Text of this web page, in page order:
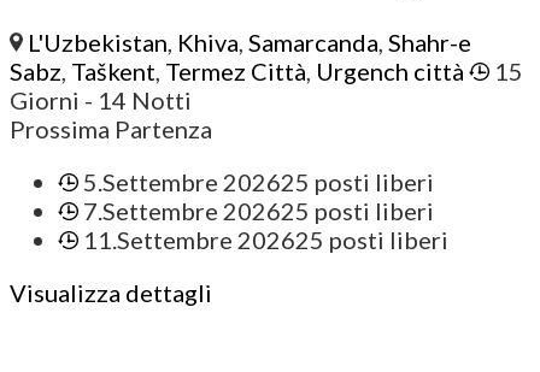
L'Uzbekistan, Khiva,Samarcanda,Shahr-e
Sabz, Taškent, Termez Città, Urgench città
15
Giorni - 14 Notti
Prossima Partenza
5.Settembre 202625 posti liberi
7.Settembre 202625 posti liberi
11.Settembre 202625 posti liberi
Visualizza dettagli